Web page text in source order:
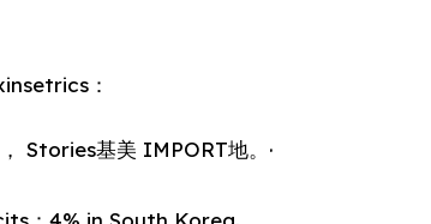
：
Stories基美 IMPORT地。·